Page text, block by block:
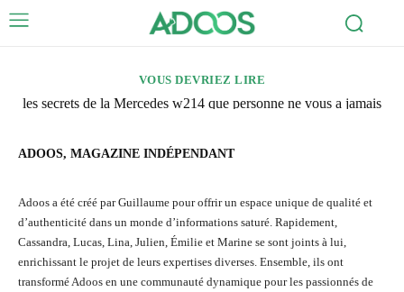
VOUS DEVRIEZ LIRE
les secrets de la Mercedes w214 que personne ne vous a jamais
ADOOS, MAGAZINE INDÉPENDANT
Adoos a été créé par Guillaume pour offrir un espace unique de qualité et
d’authenticité dans un monde d’informations saturé. Rapidement,
Cassandra, Lucas, Lina, Julien, Émilie et Marine se sont joints à lui,
enrichissant le projet de leurs expertises diverses. Ensemble, ils ont
transformé Adoos en une communauté dynamique pour les passionnés de